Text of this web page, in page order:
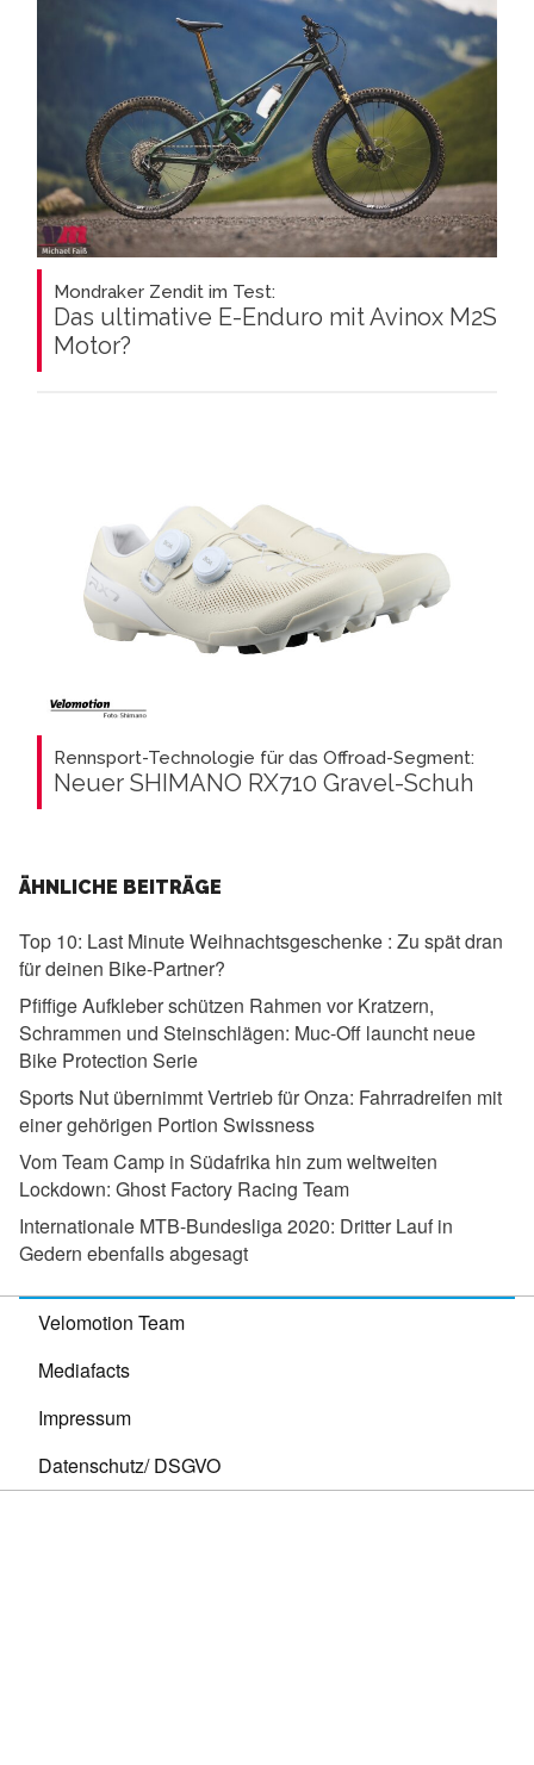
Mondraker Zendit im Test:
Das ultimative E-Enduro mit Avinox M2S
Motor?
Rennsport-Technologie für das Offroad-Segment:
Neuer SHIMANO RX710 Gravel-Schuh
ÄHNLICHE BEITRÄGE
Top 10: Last Minute Weihnachtsgeschenke : Zu spät dran
für deinen Bike-Partner?
Pfiffige Aufkleber schützen Rahmen vor Kratzern,
Schrammen und Steinschlägen: Muc-Off launcht neue
Bike Protection Serie
Sports Nut übernimmt Vertrieb für Onza: Fahrradreifen mit
einer gehörigen Portion Swissness
Vom Team Camp in Südafrika hin zum weltweiten
Lockdown: Ghost Factory Racing Team
Internationale MTB-Bundesliga 2020: Dritter Lauf in
Gedern ebenfalls abgesagt
Velomotion Team
Mediafacts
Impressum
Datenschutz/ DSGVO